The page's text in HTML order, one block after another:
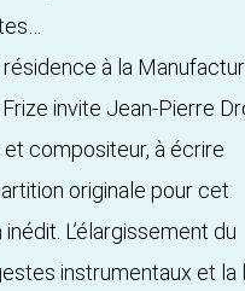
à la
invite Jean-Pierre
compositeur, à écrire
originale pour cet
L’élargissement du
instrumentaux et la